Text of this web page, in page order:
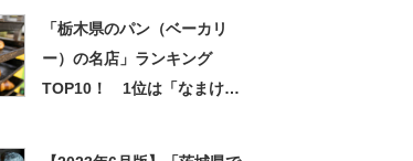
「栃木県のパン（ベーカリ
ー）の名店」ランキング
TOP10！ 1位は「なまけも